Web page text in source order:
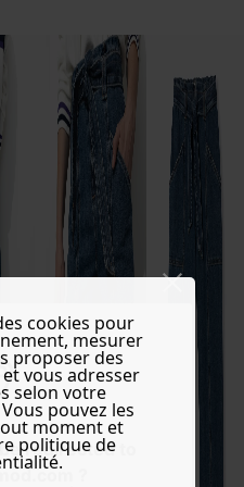
redirected to
?
cookies pour
mesurer
proposer des
vous adresser
selon votre
pouvez les
moment et
politique de